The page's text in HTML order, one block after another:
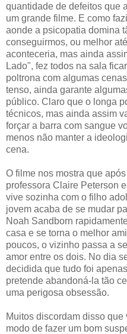
quantidade de defeitos que
um grande filme. E como
aonde a psicopatia domina
conseguirmos, ou melhor
aconteceria, mas ainda
Lado", fez todos na sala
poltrona com algumas
tenso, ainda garante
público. Claro que o longa
técnicos, mas ainda assim
forçar a barra com sangue
menos não manter a
cena.
O filme nos mostra que
professora Claire Peterson
vive sozinha com o filho
jovem acaba de se mudar
Noah Sandborn
casa e se torna o melhor
poucos, o vizinho passa a
amor entre os dois. No dia
decidida que tudo foi
pretende abandoná-la tão
uma perigosa obsessão.
Muitos discordam disso
modo de fazer um bom